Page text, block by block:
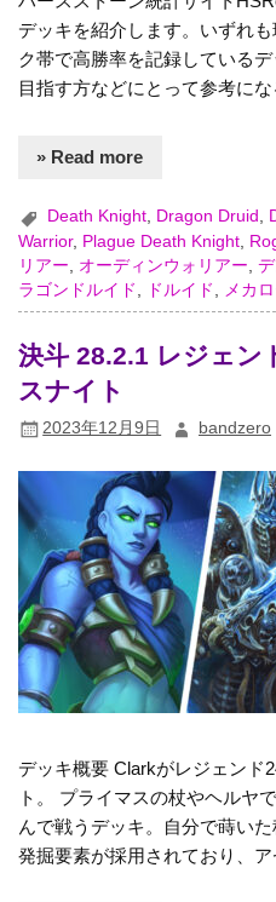
デッキを紹介します。いずれ
ク帯で高勝率を記録している
目指す方などにとって参考に
» Read more
Death Knight, Dragon Druid ,
Warrior, Plague Death Knight
リアー
オーディンウォリアー ,
ラゴンドルイド
ドルイド メカ
決斗 28.2.1 レジェン
スナイト
2023年12月9日 bandzero
デッキ概要 Clarkがレジェンド
ト。 プライマスの杖やヘルヤ
んで戦うデッキ。自分で蒔い
発掘要素が採用されており、